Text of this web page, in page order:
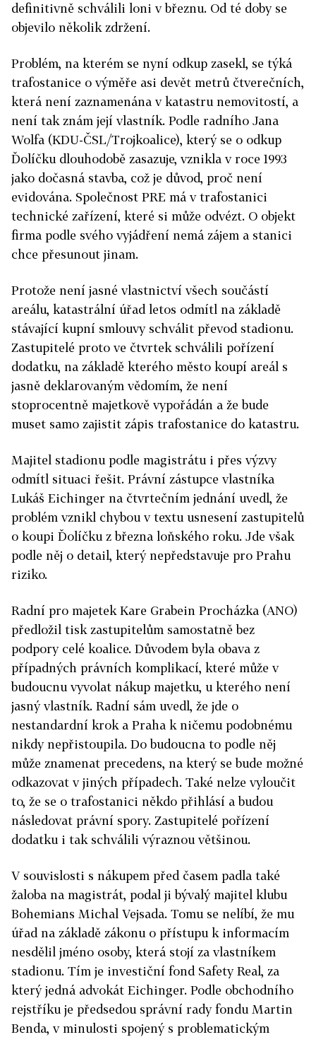
definitivně schválili loni v březnu. Od té doby se
objevilo několik zdržení.
Problém, na kterém se nyní odkup zasekl, se týká
trafostanice o výměře asi devět metrů čtverečních,
která není zaznamenána v katastru nemovitostí, a
není tak znám její vlastník. Podle radního Jana
Wolfa (KDU-ČSL/Trojkoalice), který se o odkup
Ďolíčku dlouhodobě zasazuje, vznikla v roce 1993
jako dočasná stavba, což je důvod, proč není
evidována. Společnost PRE má v trafostanici
technické zařízení, které si může odvézt. O objekt
firma podle svého vyjádření nemá zájem a stanici
chce přesunout jinam.
Protože není jasné vlastnictví všech součástí
areálu, katastrální úřad letos odmítl na základě
stávající kupní smlouvy schválit převod stadionu.
Zastupitelé proto ve čtvrtek schválili pořízení
dodatku, na základě kterého město koupí areál s
jasně deklarovaným vědomím, že není
stoprocentně majetkově vypořádán a že bude
muset samo zajistit zápis trafostanice do katastru.
Majitel stadionu podle magistrátu i přes výzvy
odmítl situaci řešit. Právní zástupce vlastníka
Lukáš Eichinger na čtvrtečním jednání uvedl, že
problém vznikl chybou v textu usnesení zastupitelů
o koupi Ďolíčku z března loňského roku. Jde však
podle něj o detail, který nepředstavuje pro Prahu
riziko.
Radní pro majetek Kare Grabein Procházka (ANO)
předložil tisk zastupitelům samostatně bez
podpory celé koalice. Důvodem byla obava z
případných právních komplikací, které může v
budoucnu vyvolat nákup majetku, u kterého není
jasný vlastník. Radní sám uvedl, že jde o
nestandardní krok a Praha k ničemu podobnému
nikdy nepřistoupila. Do budoucna to podle něj
může znamenat precedens, na který se bude možné
odkazovat v jiných případech. Také nelze vyloučit
to, že se o trafostanici někdo přihlásí a budou
následovat právní spory. Zastupitelé pořízení
dodatku i tak schválili výraznou většinou.
V souvislosti s nákupem před časem padla také
žaloba na magistrát, podal ji bývalý majitel klubu
Bohemians Michal Vejsada. Tomu se nelíbí, že mu
úřad na základě zákonu o přístupu k informacím
nesdělil jméno osoby, která stojí za vlastníkem
stadionu. Tím je investiční fond Safety Real, za
který jedná advokát Eichinger. Podle obchodního
rejstříku je předsedou správní rady fondu Martin
Benda, v minulosti spojený s problematickým